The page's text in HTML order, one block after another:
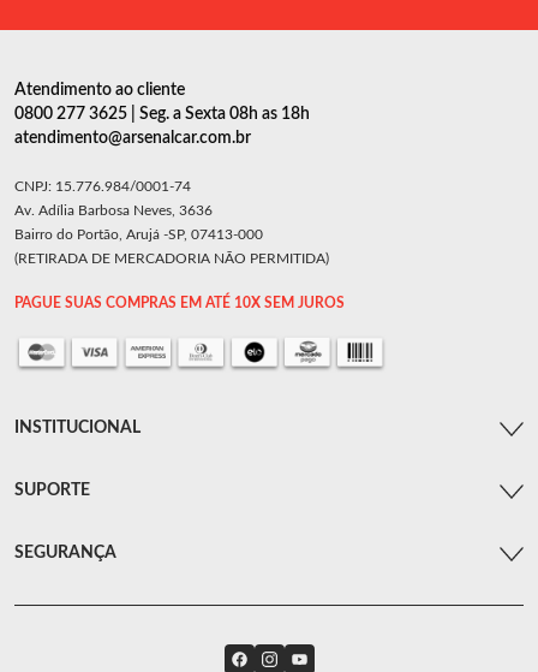
Atendimento ao cliente
0800 277 3625 | Seg. a Sexta 08h as 18h
atendimento@arsenalcar.com.br
CNPJ: 15.776.984/0001-74
Av. Adília Barbosa Neves, 3636
Bairro do Portão, Arujá -SP, 07413-000
(RETIRADA DE MERCADORIA NÃO PERMITIDA)
PAGUE SUAS COMPRAS EM ATÉ 10X SEM JUROS
INSTITUCIONAL
SUPORTE
SEGURANÇA